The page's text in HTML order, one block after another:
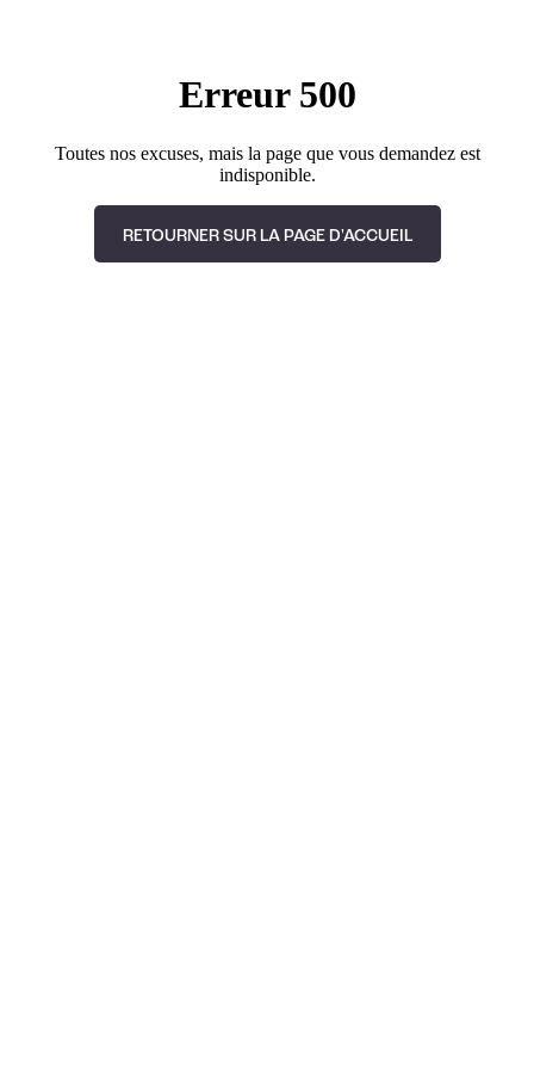
Erreur 500
Toutes nos excuses, mais la page que vous demandez est
indisponible.
RETOURNER SUR LA PAGE D'ACCUEIL